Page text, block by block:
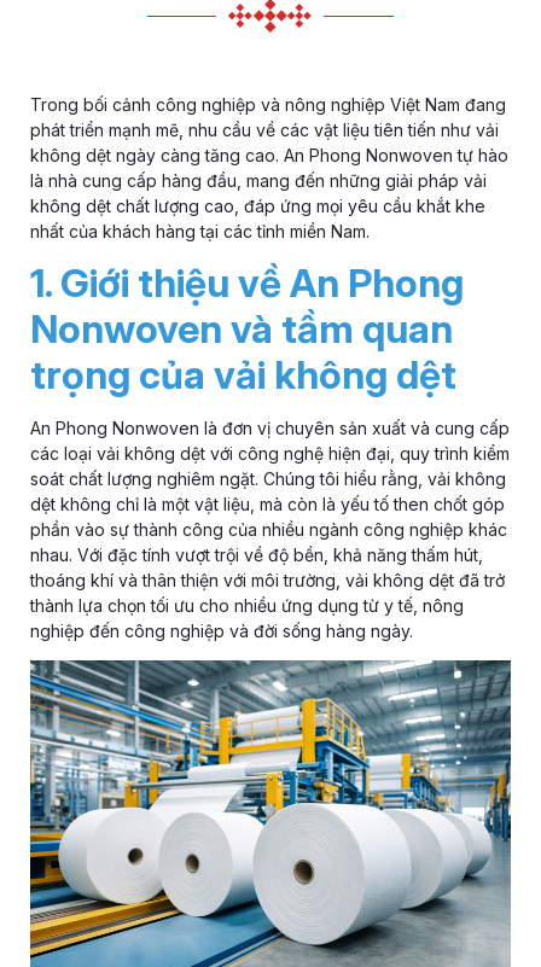
Trong bối cảnh công nghiệp và nông nghiệp Việt Nam đang
phát triển mạnh mẽ, nhu cầu về các vật liệu tiên tiến như vải
không dệt ngày càng tăng cao. An Phong Nonwoven tự hào
là nhà cung cấp hàng đầu, mang đến những giải pháp vải
không dệt chất lượng cao, đáp ứng mọi yêu cầu khắt khe
nhất của khách hàng tại các tỉnh miền Nam.
1. Giới thiệu về An Phong
Nonwoven và tầm quan
trọng của vải không dệt
An Phong Nonwoven là đơn vị chuyên sản xuất và cung cấp
các loại vải không dệt với công nghệ hiện đại, quy trình kiểm
soát chất lượng nghiêm ngặt. Chúng tôi hiểu rằng, vải không
dệt không chỉ là một vật liệu, mà còn là yếu tố then chốt góp
phần vào sự thành công của nhiều ngành công nghiệp khác
nhau. Với đặc tính vượt trội về độ bền, khả năng thấm hút,
thoáng khí và thân thiện với môi trường, vải không dệt đã trở
thành lựa chọn tối ưu cho nhiều ứng dụng từ y tế, nông
nghiệp đến công nghiệp và đời sống hàng ngày.